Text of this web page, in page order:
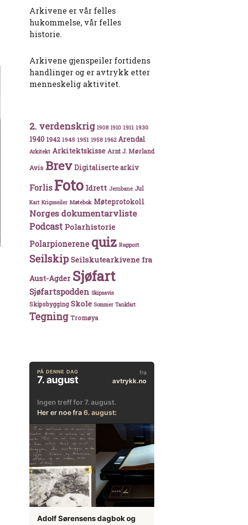
Arkivene er vår felles
hukommelse, vår felles
historie.
Arkivene gjenspeiler fortidens
handlinger og er avtrykk etter
menneskelig aktivitet.
2. verdenskrig 1908 1910 1911 1930
1940 1942 1945 1951 1958 1962 Arendal
Arkitekt Arkitektskisse Arnt J. Mørland
Avis Brev Digitaliserte arkiv
Forlis Foto Idrett Jernbane Jul
Kart Krigsseiler Møtebok Møteprotokoll
Norges dokumentarvliste
Podcast Polarhistorie
Polarpionerene quiz Rapport
Seilskip Seilskutearkivene fra
Aust-Agder Sjøfart
Sjøfartspodden Skipsavis
Skipsbygging Skole Sommer Tankfart
Tegning Tromøya